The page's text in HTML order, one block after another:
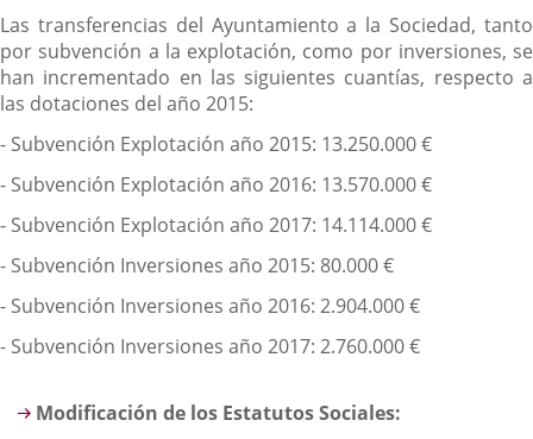
Las transferencias del Ayuntamiento a la Sociedad, tanto
por subvención a la explotación, como por inversiones, se
han incrementado en las siguientes cuantías, respecto a
las dotaciones del año 2015:
- Subvención Explotación año 2015: 13.250.000 €
- Subvención Explotación año 2016: 13.570.000 €
- Subvención Explotación año 2017: 14.114.000 €
- Subvención Inversiones año 2015: 80.000 €
- Subvención Inversiones año 2016: 2.904.000 €
- Subvención Inversiones año 2017: 2.760.000 €
Modificación de los Estatutos Sociales: